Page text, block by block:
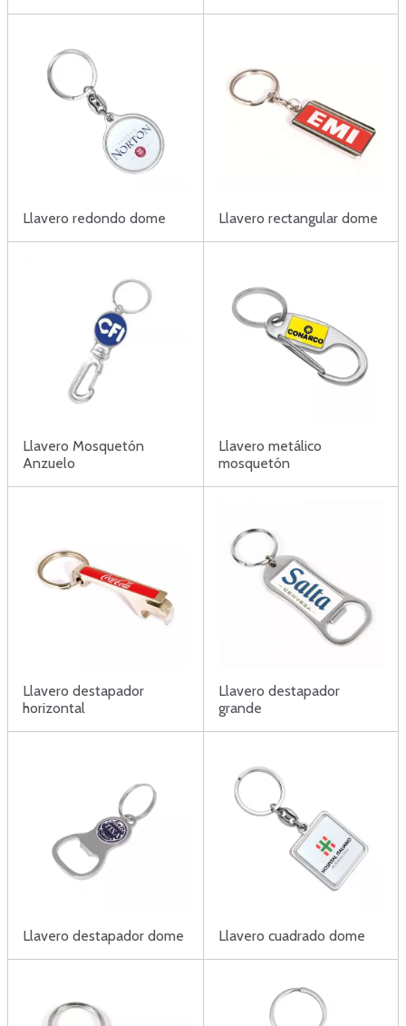
Llavero redondo dome Llavero rectangular dome
Llavero Mosquetón
Anzuelo
Llavero metálico
mosquetón
Llavero destapador
horizontal
Llavero destapador
grande
Llavero destapador dome Llavero cuadrado dome